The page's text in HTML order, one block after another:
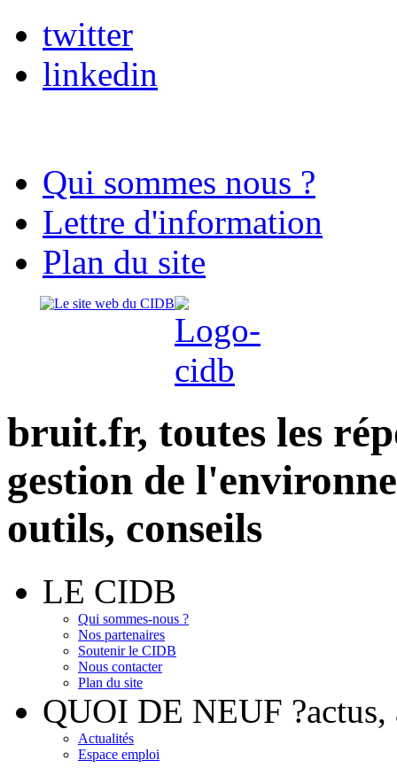
twitter
linkedin
Qui sommes nous ?
Lettre d'information
Plan du site
bruit.fr, toutes les
gestion de
outils, conseils
LE CIDB
Qui sommes-nous ?
Nos partenaires
Soutenir le CIDB
Nous contacter
Plan du site
QUOI DE NEUF ?
Actualités
Espace emploi